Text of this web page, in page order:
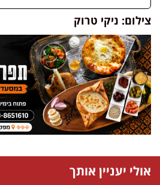
צילום: ניקי טרוק
אולי יעניין אותך